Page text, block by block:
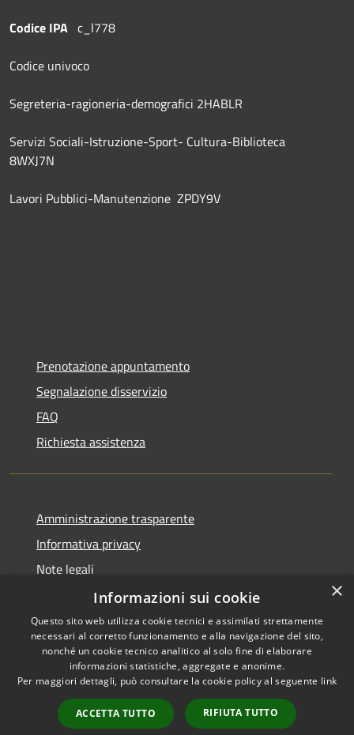
Codice IPA c_l778
Codice univoco
Segreteria-ragioneria-demografici 2HABLR
Servizi Sociali-Istruzione-Sport- Cultura-Biblioteca
8WXJ7N
Lavori Pubblici-Manutenzione ZPDY9V
Prenotazione appuntamento
Segnalazione disservizio
FAQ
Richiesta assistenza
Amministrazione trasparente
Informativa privacy
Note legali
Dichiarazione di accessibilità
RSS
Accessibilità
Copyright © 2026 • Comune di
Verolavecchia • Powered by
Municipium•
Accesso
×
Informazioni sui cookie
Questo sito web utilizza cookie tecnici e assimilati strettamente
necessari al corretto funzionamento e alla navigazione del sito,
nonché un cookie tecnico analitico al solo fine di elaborare
informazioni statistiche, aggregate e anonime.
Per maggiori dettagli, può consultare la cookie policy al seguente link
ACCETTA TUTTO RIFIUTA TUTTO